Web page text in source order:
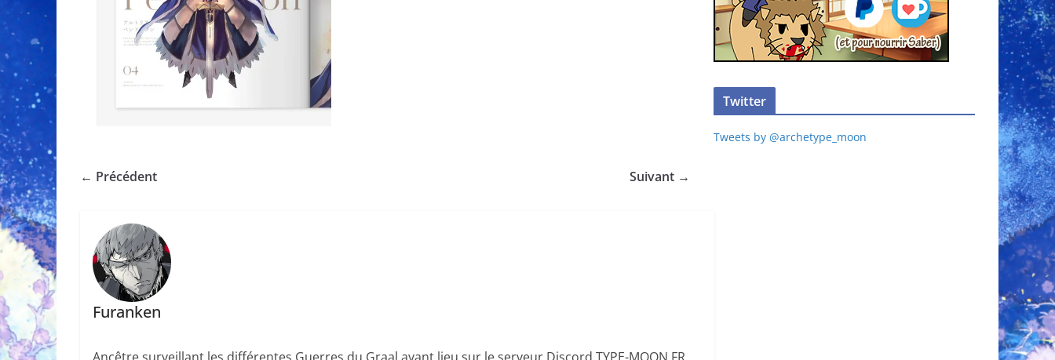
← Précédent Suivant →
Furanken
Ancêtre surveillant les différentes Guerres du Graal ayant lieu sur le serveur Discord TYPE-MOON FR.
Twitter
Tweets by @archetype_moon